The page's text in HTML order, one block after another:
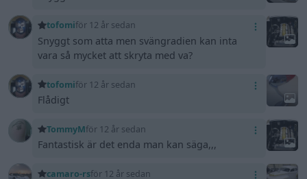
tofomiför 12 år sedan
Snyggt som atta men svängradien kan inta
vara så mycket att skryta med va?
tofomiför 12 år sedan
Flådigt
TommyMför 12 år sedan
Fantastisk är det enda man kan säga,,,
camaro-rsför 12 år sedan